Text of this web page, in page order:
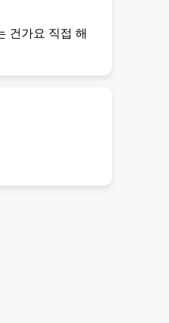
건가요 직접 해